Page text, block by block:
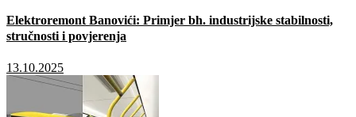
Elektroremont Banovići: Primjer bh. industrijske stabilnosti,
stručnosti i povjerenja
13.10.2025